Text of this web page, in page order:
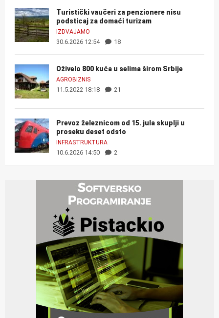
Turistički vaučeri za penzionere nisu
podsticaj za domaći turizam
IZDVAJAMO
30.6.2026 12:54 18
Oživelo 800 kuća u selima širom Srbije
AGROBIZNIS
11.5.2022 18:18 21
Prevoz železnicom od 15. jula skuplji u
proseku deset odsto
INFRASTRUKTURA
10.6.2026 14:50 2